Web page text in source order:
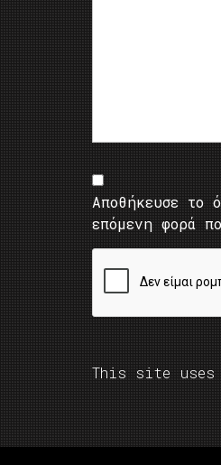
Αποθήκευσε το
επόμενη φορά
This site uses